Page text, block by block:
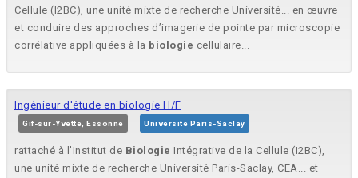
Cellule (I2BC), une unité mixte de recherche Université... en œuvre
et conduire des approches d’imagerie de pointe par microscopie
corrélative appliquées à la biologie cellulaire...
Ingénieur d'étude en biologie H/F
Gif-sur-Yvette, Essonne Université Paris-Saclay
rattaché à l'Institut de Biologie Intégrative de la Cellule (I2BC),
une unité mixte de recherche Université Paris-Saclay, CEA... et